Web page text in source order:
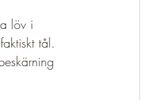
löv i
tål.